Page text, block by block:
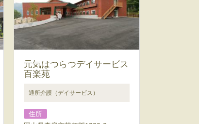
元気はつらつデイサービス
百楽苑
通所介護（デイサービス）
住所